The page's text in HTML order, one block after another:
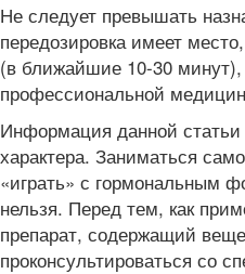
Не следует превышать
передозировка имеет
(в ближайшие 10-30 минут),
профессиональной
Информация данной статьи
характера. Заниматься
«играть» с гормональным
нельзя. Перед тем, как
препарат, содержащий
проконсультироваться со